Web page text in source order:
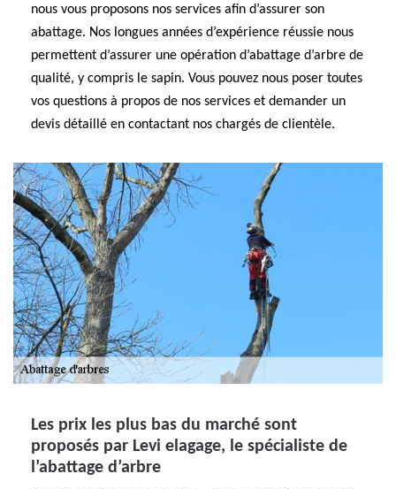
nous vous proposons nos services afin d’assurer son
abattage. Nos longues années d’expérience réussie nous
permettent d’assurer une opération d’abattage d’arbre de
qualité, y compris le sapin. Vous pouvez nous poser toutes
vos questions à propos de nos services et demander un
devis détaillé en contactant nos chargés de clientèle.
Les prix les plus bas du marché sont
proposés par Levi elagage, le spécialiste de
l’abattage d’arbre